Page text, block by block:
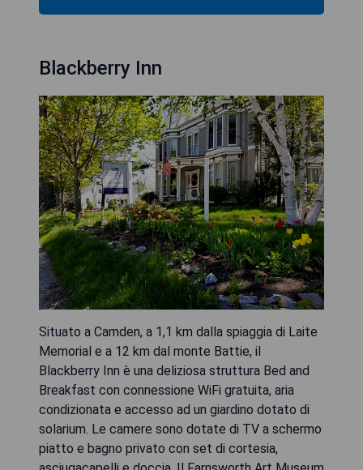
Blackberry Inn
Situato a Camden, a 1,1 km dalla spiaggia di Laite
Memorial e a 12 km dal monte Battie, il
Blackberry Inn è una deliziosa struttura Bed and
Breakfast con connessione WiFi gratuita, aria
condizionata e accesso ad un giardino dotato di
solarium. Le camere sono dotate di TV a schermo
piatto e bagno privato con set di cortesia,